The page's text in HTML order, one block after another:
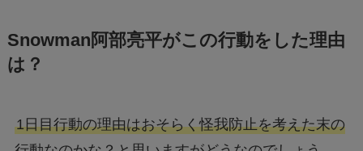
Snowman阿部亮平がこの行動をした理由
は？
1日目行動の理由はおそらく怪我防止を考えた末の